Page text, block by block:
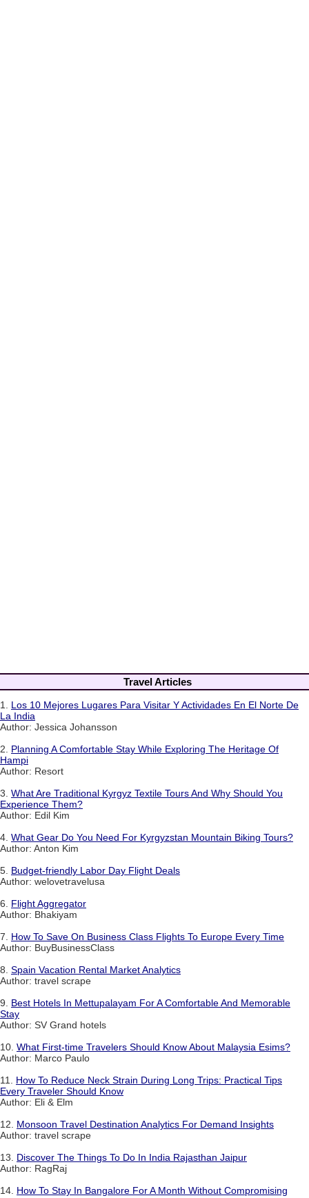
Travel Articles
1. Los 10 Mejores Lugares Para Visitar Y Actividades En El Norte De
La India
Author: Jessica Johansson
2. Planning A Comfortable Stay While Exploring The Heritage Of
Hampi
Author: Resort
3. What Are Traditional Kyrgyz Textile Tours And Why Should You
Experience Them?
Author: Edil Kim
4. What Gear Do You Need For Kyrgyzstan Mountain Biking Tours?
Author: Anton Kim
5. Budget-friendly Labor Day Flight Deals
Author: welovetravelusa
6. Flight Aggregator
Author: Bhakiyam
7. How To Save On Business Class Flights To Europe Every Time
Author: BuyBusinessClass
8. Spain Vacation Rental Market Analytics
Author: travel scrape
9. Best Hotels In Mettupalayam For A Comfortable And Memorable
Stay
Author: SV Grand hotels
10. What First-time Travelers Should Know About Malaysia Esims?
Author: Marco Paulo
11. How To Reduce Neck Strain During Long Trips: Practical Tips
Every Traveler Should Know
Author: Eli & Elm
12. Monsoon Travel Destination Analytics For Demand Insights
Author: travel scrape
13. Discover The Things To Do In India Rajasthan Jaipur
Author: RagRaj
14. How To Stay In Bangalore For A Month Without Compromising